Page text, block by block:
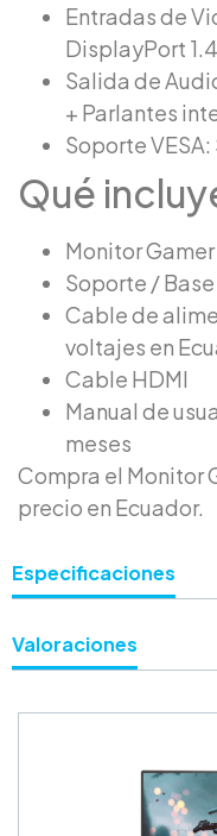
Entradas de
DisplayPort 1.4
Salida de
+ Parlantes
Soporte
Qué
Monitor
Soporte /
Cable de
voltajes en
Cable HDMI
Manual de
meses
Compra el Monitor
precio en Ecuador.
Especificaciones
Valoraciones